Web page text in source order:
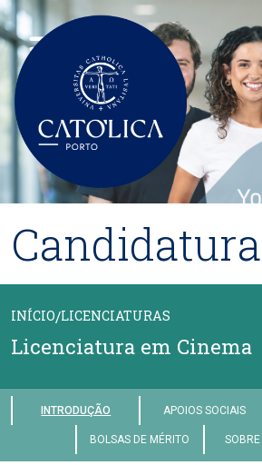
Passar para o conteúdo principal
INÍCIO/LICENCIATURAS
Licenciatura em Cinema
INTRODUÇÃO APOIOS SOCIAIS
BOLSAS DE MÉRITO